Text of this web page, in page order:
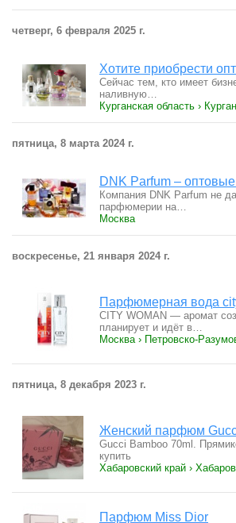
четверг, 6 февраля 2025 г.
Хотите приобрести
Сейчас тем, кто имеет
наливную…
Курганская область › Курган
пятница, 8 марта 2024 г.
DNK Parfum –
Компания DNK Parfum не
парфюмерии на…
Москва
воскресенье, 21 января 2024 г.
Парфюмерная вода
СITY WOMAN — аромат
планирует и идёт в…
Москва › Петровско-
пятница, 8 декабря 2023 г.
Женский парфюм
Gucci Bamboo 70ml.
купить
Хабаровский край ›
Парфюм Miss Dior